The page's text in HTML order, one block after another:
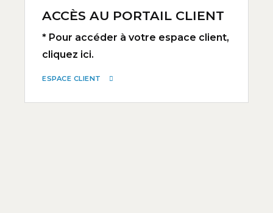
ACCÈS AU PORTAIL CLIENT
* Pour accéder à votre espace client,
cliquez ici.
ESPACE CLIENT